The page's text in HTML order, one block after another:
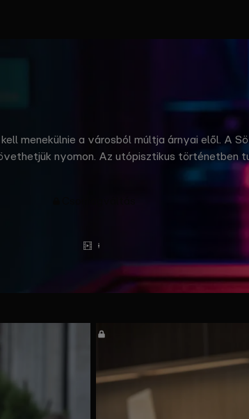
menekülnie a városból múltja árnyai elől. A
nyomon. Az utópisztikus történetben
és milyen titkokat rejthet a múltjuk. A
Előzetes